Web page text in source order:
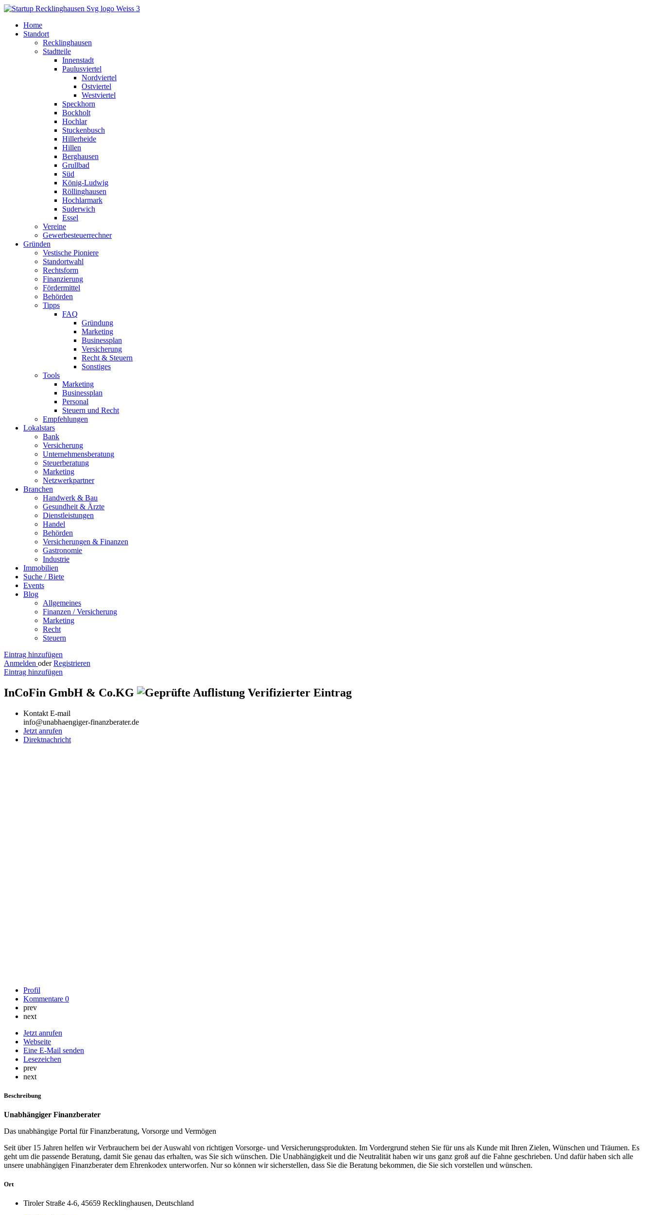
Home
Standort
Recklinghausen
Stadtteile
Innenstadt
Paulusviertel
Nordviertel
Ostviertel
Westviertel
Speckhorn
Bockholt
Hochlar
Stuckenbusch
Hillerheide
Hillen
Berghausen
Grullbad
Süd
König-Ludwig
Röllinghausen
Hochlarmark
Suderwich
Essel
Vereine
Gewerbesteuerrechner
Gründen
Vestische Pioniere
Standortwahl
Rechtsform
Finanzierung
Fördermittel
Behörden
Tipps
FAQ
Gründung
Marketing
Businessplan​
Versicherung
Recht & Steuern
Sonstiges
Tools
Marketing
Businessplan
Personal
Steuern und Recht
Empfehlungen
Lokalstars
Bank
Versicherung
Unternehmensberatung
Steuerberatung
Marketing
Netzwerkpartner
Branchen
Handwerk & Bau
Gesundheit & Ärzte
Dienstleistungen
Handel
Behörden
Versicherungen & Finanzen
Gastronomie
Industrie
Immobilien
Suche / Biete
Events
Blog
Allgemeines
Finanzen / Versicherung
Marketing
Recht
Steuern
Eintrag hinzufügen
Anmelden oder Registrieren
Eintrag hinzufügen
InCoFin GmbH & Co.KG Verifizierter Eintrag
Kontakt E-mail
info@unabhaengiger-finanzberater.de
Jetzt anrufen
Direktnachricht
Profil
Kommentare 0
prev
next
Jetzt anrufen
Webseite
Eine E-Mail senden
Lesezeichen
prev
next
Beschreibung
Unabhängiger Finanzberater
Das unabhängige Portal für Finanzberatung, Vorsorge und Vermögen
Seit über 15 Jahren helfen wir Verbrauchern bei der Auswahl von richtigen Vorsorge- und Versicherungsprodukten. Im Vordergrund stehen Sie für uns als Kunde mit Ihren Zielen, Wünschen und Träumen. Es
geht um die passende Beratung, damit Sie genau das erhalten, was Sie sich wünschen. Die Unabhängigkeit und die Neutralität haben wir uns ganz groß auf die Fahne geschrieben. Und dafür haben sich alle
unsere unabhängigen Finanzberater dem Ehrenkodex unterworfen. Nur so können wir sicherstellen, dass Sie die Beratung bekommen, die Sie sich vorstellen und wünschen.
Ort
Tiroler Straße 4-6, 45659 Recklinghausen, Deutschland